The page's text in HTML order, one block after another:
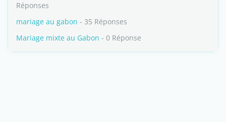
Réponses
mariage au gabon - 35 Réponses
Mariage mixte au Gabon - 0 Réponse